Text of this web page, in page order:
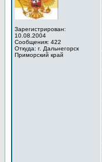
Зарегистрирован:
10.08.2004
Сообщения: 422
Откуда: г. Дальнегорск
Приморский край